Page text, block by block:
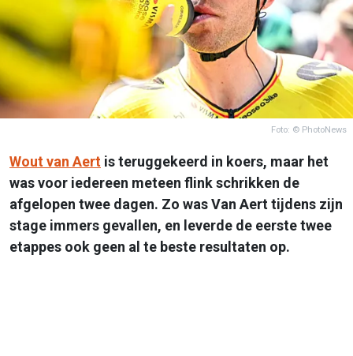
Foto: © PhotoNews
Wout van Aert is teruggekeerd in koers, maar het
was voor iedereen meteen flink schrikken de
afgelopen twee dagen. Zo was Van Aert tijdens zijn
stage immers gevallen, en leverde de eerste twee
etappes ook geen al te beste resultaten op.